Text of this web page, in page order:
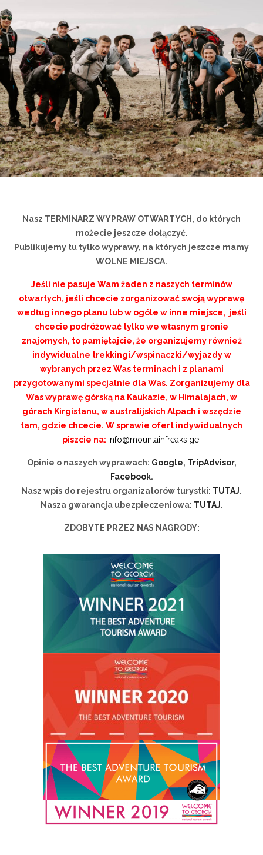
Nasz TERMINARZ WYPRAW OTWARTYCH, do których
możecie jeszcze dołączyć.
Publikujemy tu tylko wyprawy, na których jeszcze mamy
WOLNE MIEJSCA.
Jeśli nie pasuje Wam żaden z naszych terminów
otwartych, jeśli chcecie zorganizować swoją wyprawę
według innego planu lub w ogóle w inne miejsce, jeśli
chcecie podróżować tylko we własnym gronie
znajomych, to pamiętajcie, że organizujemy również
indywidualne trekkingi/wspinaczki/wyjazdy w
wybranych przez Was terminach i z planami
przygotowanymi specjalnie dla Was. Zorganizujemy dla
Was wyprawę górską na Kaukazie, w Himalajach, w
górach Kirgistanu, w australijskich Alpach i wszędzie
tam, gdzie chcecie. W sprawie ofert indywidualnych
piszcie na: info@mountainfreaks.ge.
Opinie o naszych wyprawach: Google, TripAdvisor,
Facebook.
Nasz wpis do rejestru organizatorów turystki: TUTAJ.
Nasza gwarancja ubezpieczeniowa: TUTAJ.
ZDOBYTE PRZEZ NAS NAGRODY: